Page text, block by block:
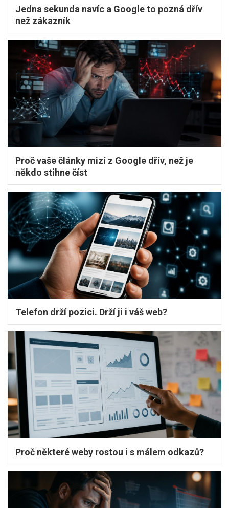
Jedna sekunda navíc a Google to pozná dřív
než zákazník
Proč vaše články mizí z Google dřív, než je
někdo stihne číst
Telefon drží pozici. Drží ji i váš web?
Proč některé weby rostou i s málem odkazů?